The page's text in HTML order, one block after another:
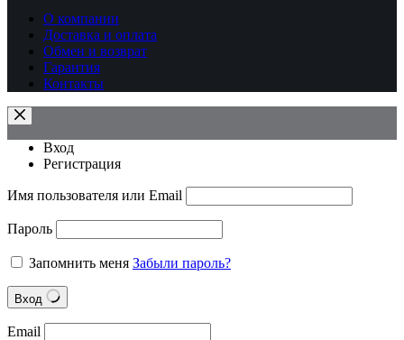
О компании
Доставка и оплата
Обмен и возврат
Гарантия
Контакты
Вход
Регистрация
Имя пользователя или Email
Пароль
Запомнить меня Забыли пароль?
Вход
Email